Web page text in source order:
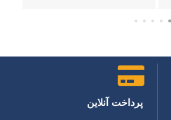
بستن
پرداخت آنلاین